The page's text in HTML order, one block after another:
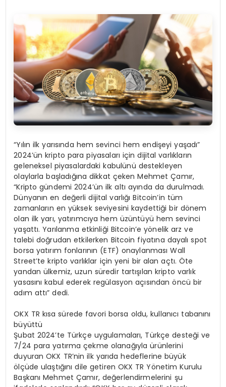
“Yılın ilk yarısında hem sevinci hem endişeyi yaşadı”
2024’ün kripto para piyasaları için dijital varlıkların
geleneksel piyasalardaki kabulünü destekleyen
olaylarla başladığına dikkat çeken Mehmet Çamır,
“Kripto gündemi 2024’ün ilk altı ayında da durulmadı.
Dünyanın en değerli dijital varlığı Bitcoin’in tüm
zamanların en yüksek seviyesini kaydettiği bir dönem
olan ilk yarı, yatırımcıya hem üzüntüyü hem sevinci
yaşattı. Yarılanma etkinliği Bitcoin’e yönelik arz ve
talebi doğrudan etkilerken Bitcoin fiyatına dayalı spot
borsa yatırım fonlarının (ETF) onaylanması Wall
Street’te kripto varlıklar için yeni bir alan açtı. Öte
yandan ülkemiz, uzun süredir tartışılan kripto varlık
yasasını kabul ederek regülasyon açısından öncü bir
adım attı” dedi.
OKX TR kısa sürede favori borsa oldu, kullanıcı tabanını
büyüttü
Şubat 2024’te Türkçe uygulamaları, Türkçe desteği ve
7/24 para yatırma çekme olanağıyla ürünlerini
duyuran OKX TR’nin ilk yarıda hedeflerine büyük
ölçüde ulaştığını dile getiren OKX TR Yönetim Kurulu
Başkanı Mehmet Çamır, değerlendirmelerini şu